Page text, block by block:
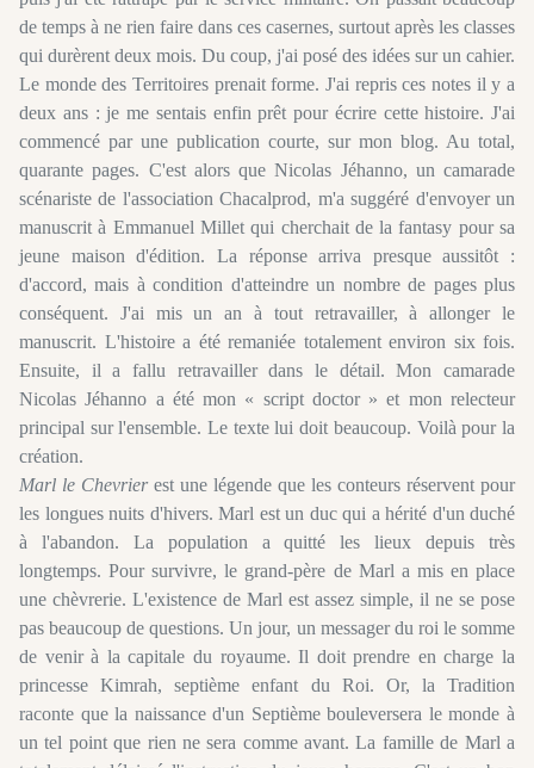
de temps à ne rien faire dans ces casernes, surtout après les classes
qui durèrent deux mois. Du coup, j'ai posé des idées sur un cahier.
Le monde des Territoires prenait forme. J'ai repris ces notes il y a
deux ans : je me sentais enfin prêt pour écrire cette histoire. J'ai
commencé par une publication courte, sur mon blog. Au total,
quarante pages. C'est alors que Nicolas Jéhanno, un camarade
scénariste de l'association Chacalprod, m'a suggéré d'envoyer un
manuscrit à Emmanuel Millet qui cherchait de la fantasy pour sa
jeune maison d'édition. La réponse arriva presque aussitôt :
d'accord, mais à condition d'atteindre un nombre de pages plus
conséquent. J'ai mis un an à tout retravailler, à allonger le
manuscrit. L'histoire a été remaniée totalement environ six fois.
Ensuite, il a fallu retravailler dans le détail. Mon camarade
Nicolas Jéhanno a été mon « script doctor » et mon relecteur
principal sur l'ensemble. Le texte lui doit beaucoup. Voilà pour la
création.
Marl le Chevrierest une légende que les conteurs réservent pour
les longues nuits d'hivers. Marl est un duc qui a hérité d'un duché
à l'abandon. La population a quitté les lieux depuis très
longtemps. Pour survivre, le grand-père de Marl a mis en place
une chèvrerie. L'existence de Marl est assez simple, il ne se pose
pas beaucoup de questions. Un jour, un messager du roi le somme
de venir à la capitale du royaume. Il doit prendre en charge la
princesse Kimrah, septième enfant du Roi. Or, la Tradition
raconte que la naissance d'un Septième bouleversera le monde à
un tel point que rien ne sera comme avant. La famille de Marl a